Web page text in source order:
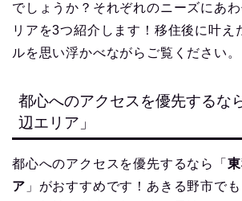
でしょうか？それぞれのニーズにあ
リアを3つ紹介します！移住後に叶え
ルを思い浮かべながらご覧ください。
都心へのアクセスを優先するな
辺エリア」
都心へのアクセスを優先するなら「
ア 」がおすすめです！あきる野市で